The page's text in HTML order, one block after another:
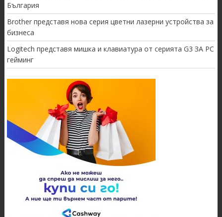
България
Brother представя нова серия цветни лазерни устройства за
бизнеса
Logitech представя мишка и клавиатура от серията G3 ЗА PC
гейминг